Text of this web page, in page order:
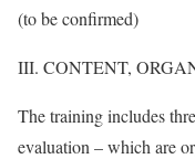
(to be confirmed)
III. CONTENT,
The training includes
evaluation – which are